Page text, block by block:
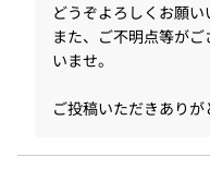
どうぞよろしくお願い
また、ご不明点等が
いませ。
ご投稿いただきありが